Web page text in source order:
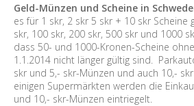
Geld-Münzen und Scheine in
es für 1 skr, 2 skr 5 skr + 10 skr Scheine
skr, 100 skr, 200 skr, 500 skr und 1000
dass 50- und 1000-Kronen-Scheine
1.1.2014 nicht länger gültig sind.
skr und 5,- skr-Münzen und auch 10,-
einigen Supermärkten werden die
und 10,- skr-Münzen eintriegelt.